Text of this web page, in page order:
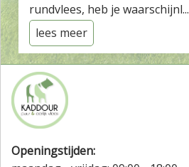
rundvlees, heb je waarschijnl...
lees meer
Openingstijden: